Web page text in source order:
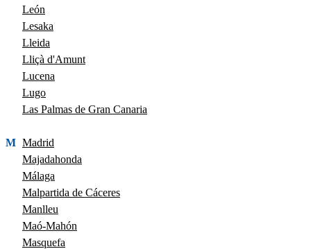
León
Lesaka
Lleida
Lliçà d'Amunt
Lucena
Lugo
Las Palmas de Gran Canaria
M Madrid
Majadahonda
Málaga
Malpartida de Cáceres
Manlleu
Maó-Mahón
Masquefa